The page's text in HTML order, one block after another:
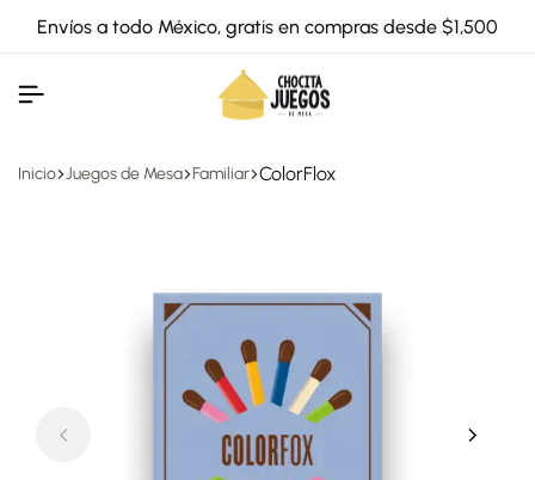
Envíos a todo México, gratis en compras desde $1,500
Inicio Juegos de Mesa Familiar ColorFlox